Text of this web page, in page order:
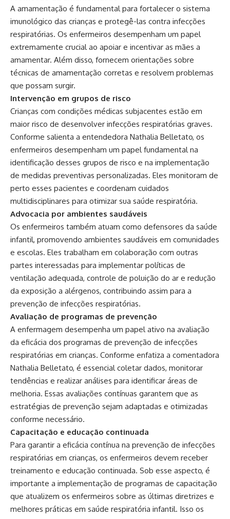
A amamentação é fundamental para fortalecer o sistema
imunológico das crianças e protegê-las contra infecções
respiratórias. Os enfermeiros desempenham um papel
extremamente crucial ao apoiar e incentivar as mães a
amamentar. Além disso, fornecem orientações sobre
técnicas de amamentação corretas e resolvem problemas
que possam surgir.
Intervenção em grupos de risco
Crianças com condições médicas subjacentes estão em
maior risco de desenvolver infecções respiratórias graves.
Conforme salienta a entendedora Nathalia Belletato, os
enfermeiros desempenham um papel fundamental na
identificação desses grupos de risco e na implementação
de medidas preventivas personalizadas. Eles monitoram de
perto esses pacientes e coordenam cuidados
multidisciplinares para otimizar sua saúde respiratória.
Advocacia por ambientes saudáveis
Os enfermeiros também atuam como defensores da saúde
infantil, promovendo ambientes saudáveis em comunidades
e escolas. Eles trabalham em colaboração com outras
partes interessadas para implementar políticas de
ventilação adequada, controle de poluição do ar e redução
da exposição a alérgenos, contribuindo assim para a
prevenção de infecções respiratórias.
Avaliação de programas de prevenção
A enfermagem desempenha um papel ativo na avaliação
da eficácia dos programas de prevenção de infecções
respiratórias em crianças. Conforme enfatiza a comentadora
Nathalia Belletato, é essencial coletar dados, monitorar
tendências e realizar análises para identificar áreas de
melhoria. Essas avaliações contínuas garantem que as
estratégias de prevenção sejam adaptadas e otimizadas
conforme necessário.
Capacitação e educação continuada
Para garantir a eficácia contínua na prevenção de infecções
respiratórias em crianças, os enfermeiros devem receber
treinamento e educação continuada. Sob esse aspecto, é
importante a implementação de programas de capacitação
que atualizem os enfermeiros sobre as últimas diretrizes e
melhores práticas em saúde respiratória infantil. Isso os